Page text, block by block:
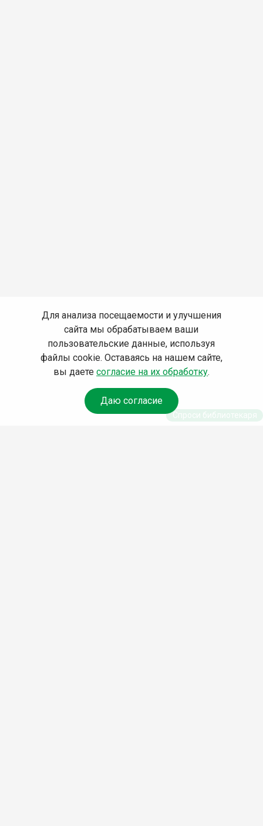
Для анализа посещаемости и улучшения
сайта мы обрабатываем ваши
пользовательские данные, используя
файлы cookie. Оставаясь на нашем сайте,
вы даете согласие на их обработку.
Даю согласие
Спроси библиотекаря